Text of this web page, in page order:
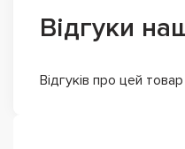
Відгуки
Відгуків про цей